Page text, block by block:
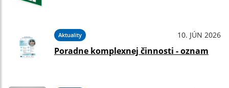
Aktuality 10. JÚN 2026
Poradne komplexnej činnosti - oznam